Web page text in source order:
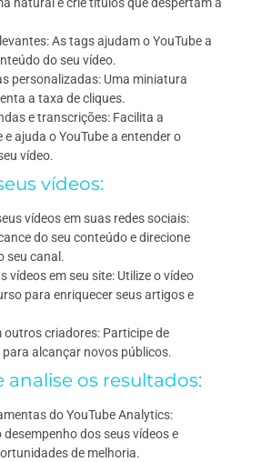
As tags ajudam o YouTube a
do seu vídeo.
personalizadas: Uma miniatura
a taxa de cliques.
e transcrições: Facilita a
e ajuda o YouTube a entender o
vídeo.
vídeos:
vídeos em suas redes sociais:
do seu conteúdo e direcione
seu canal.
vídeos em seu site: Utilize o vídeo
para enriquecer seus artigos e
outros criadores: Participe de
alcançar novos públicos.
analise os resultados:
do YouTube Analytics:
dos seus vídeos e
de melhoria.